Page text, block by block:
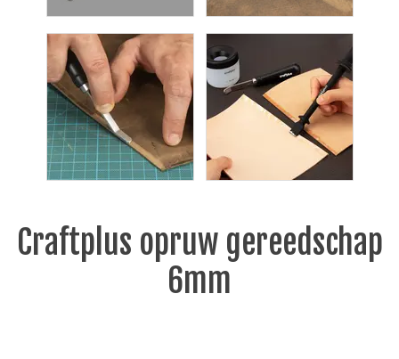
Craftplus opruw gereedschap
6mm